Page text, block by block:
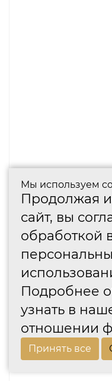
Мы используем
Продолжая
сайт, вы
обработкой
Подробнее
узнать в
отношении
Принять все